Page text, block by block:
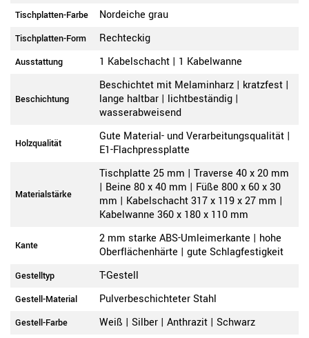
Tischplatten-Farbe Nordeiche grau
Tischplatten-Form Rechteckig
Ausstattung 1 Kabelschacht | 1 Kabelwanne
Beschichtung
Beschichtet mit Melaminharz | kratzfest |
lange haltbar | lichtbeständig |
wasserabweisend
Holzqualität
Gute Material- und Verarbeitungsqualität |
E1-Flachpressplatte
Materialstärke
Tischplatte 25 mm | Traverse 40 x 20 mm
| Beine 80 x 40 mm | Füße 800 x 60 x 30
mm | Kabelschacht 317 x 119 x 27 mm |
Kabelwanne 360 x 180 x 110 mm
Kante
2 mm starke ABS-Umleimerkante | hohe
Oberflächenhärte | gute Schlagfestigkeit
Gestelltyp T-Gestell
Gestell-Material Pulverbeschichteter Stahl
Gestell-Farbe Weiß | Silber | Anthrazit | Schwarz